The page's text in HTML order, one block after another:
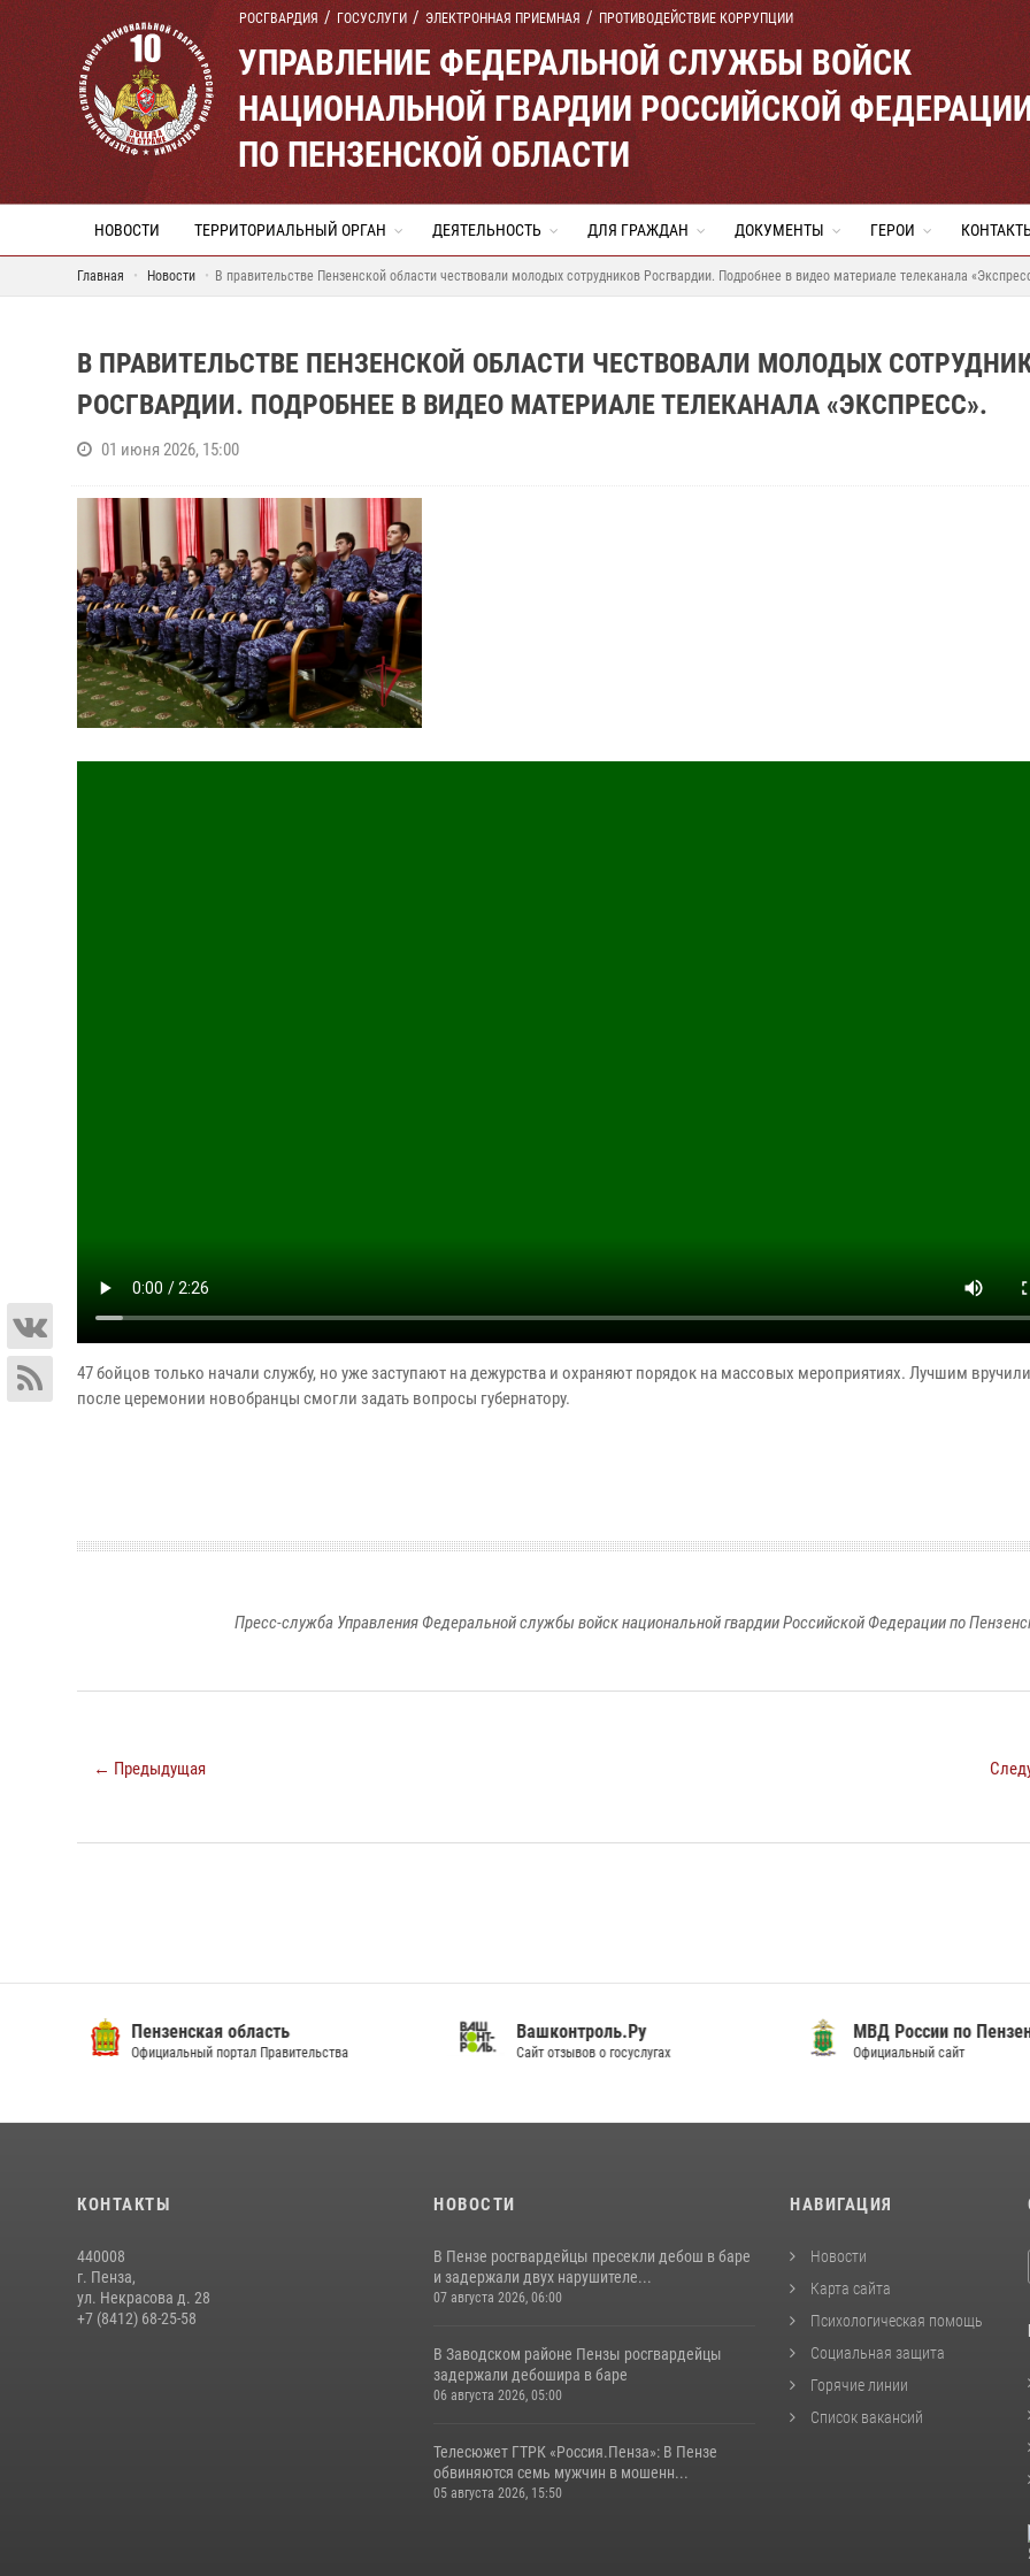
РОСГВАРДИЯ ГОСУСЛУГИ ЭЛЕКТРОННАЯ ПРИЕМНАЯ ПРОТИВОДЕЙСТВИЕ КОРРУПЦИИ
УПРАВЛЕНИЕ ФЕДЕРАЛЬНОЙ СЛУЖБЫ ВОЙСК
НАЦИОНАЛЬНОЙ ГВАРДИИ РОССИЙСКОЙ
ПО ПЕНЗЕНСКОЙ ОБЛАСТИ
НОВОСТИ ТЕРРИТОРИАЛЬНЫЙ ОРГАН ДЕЯТЕЛЬНОСТЬ ДЛЯ ГРАЖДАН ДОКУМЕНТЫ ГЕРОИ
Главная Новости В правительстве Пензенской области чествовали молодых сотрудников Росгвардии. Подробнее в видео материале телеканала
В ПРАВИТЕЛЬСТВЕ ПЕНЗЕНСКОЙ ОБЛАСТИ ЧЕСТВОВАЛИ МОЛОДЫХ
РОСГВАРДИИ. ПОДРОБНЕЕ В ВИДЕО МАТЕРИАЛЕ ТЕЛЕКАНАЛА «ЭКСПРЕСС».
01 июня 2026, 15:00
47 бойцов только начали службу, но уже заступают на дежурства и охраняют порядок на массовых мероприятиях. Лучшим
после церемонии новобранцы смогли задать вопросы губернатору.
Пресс-служба Управления Федеральной службы войск национальной гвардии Российской Федерации по
← Предыдущая
Пензенская область
Официальный портал Правительства
Вашконтроль.Ру
Сайт отзывов о госуслугах
МВД России по
Официальный сайт
КОНТАКТЫ
440008
г. Пенза,
ул. Некрасова д. 28
+7 (8412) 68-25-58
НОВОСТИ
В Пензе росгвардейцы пресекли дебош в баре
и задержали двух нарушителе...
07 августа 2026, 06:00
В Заводском районе Пензы росгвардейцы
задержали дебошира в баре
06 августа 2026, 05:00
Телесюжет ГТРК «Россия.Пенза»: В Пензе
обвиняются семь мужчин в мошенн...
05 августа 2026, 15:50
НАВИГАЦИЯ
Новости
Карта сайта
Психологическая помощь
Социальная защита
Горячие линии
Список вакансий